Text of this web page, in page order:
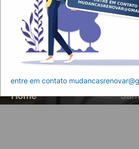
Fretes e
Cecília
Home
Artigos
entre em contato